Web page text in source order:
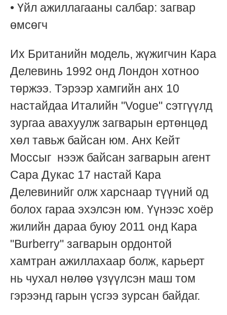
• Үйл ажиллагааны салбар: загвар
өмсөгч
Их Британийн модель, жүжигчин Кара
Делевинь 1992 онд Лондон хотноо
төржээ. Тэрээр хамгийн анх 10
настайдаа Италийн "Vogue" сэтгүүлд
зургаа авахуулж загварын ертөнцөд
хөл тавьж байсан юм. Анх Кейт
Моссыг нээж байсан загварын агент
Сара Дукас 17 настай Кара
Делевинийг олж харснаар түүний од
болох гараа эхэлсэн юм. Үүнээс хоёр
жилийн дараа буюу 2011 онд Кара
"Burberry" загварын ордонтой
хамтран ажиллахаар болж, карьерт
нь чухал нөлөө үзүүлсэн маш том
гэрээнд гарын үсгээ зурсан байдаг.